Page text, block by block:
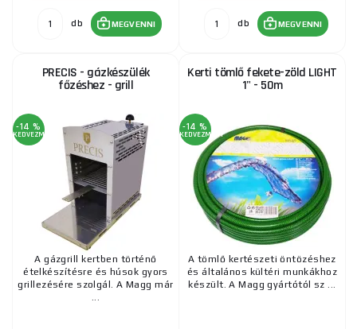
db MEGVENNI db MEGVENNI
PRECIS - gázkészülék
főzéshez - grill
-14 %
KEDVEZMÉNY
A gázgrill kertben történő
ételkészítésre és húsok gyors
grillezésére szolgál. A Magg már
...
Kerti tömlő fekete-zöld LIGHT
1" - 50m
-14 %
KEDVEZMÉNY
A tömlő kertészeti öntözéshez
és általános kültéri munkákhoz
készült. A Magg gyártótól sz ...